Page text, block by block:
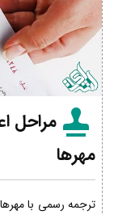
مراحل
مهرها
ترجمه رسمی با